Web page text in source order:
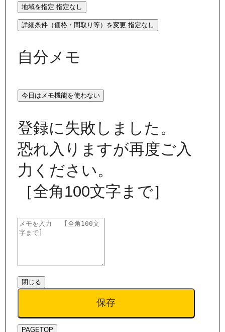
地域を指定 指定なし
詳細条件（価格・間取り等）を変更 指定なし
自分メモ
今日はメモ機能を使わない
登録に失敗しました。
恐れ入りますが再度ご入
力ください。
［全角100文字まで］
閉じる
保存
PAGETOP